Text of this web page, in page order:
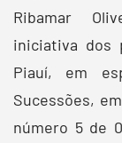
Ribamar
iniciativa dos
Piauí, em
Sucessões,
número 5 de